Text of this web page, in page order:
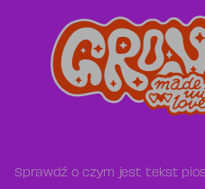
Sprawdź o czym jest tekst